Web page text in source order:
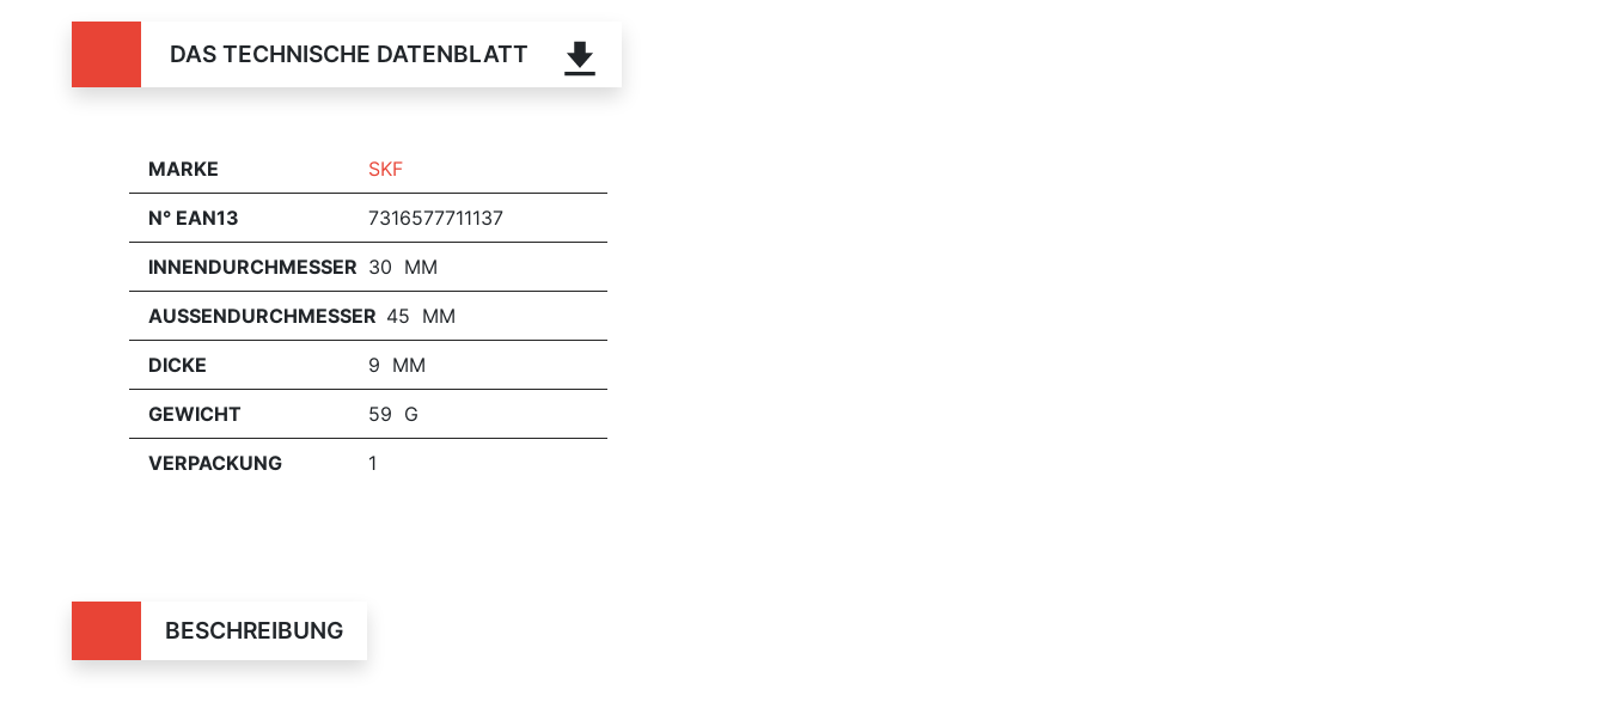
DAS TECHNISCHE DATENBLATT
MARKE SKF
N° EAN13 7316577711137
INNENDURCHMESSER 30 MM
AUSSENDURCHMESSER 45 MM
DICKE 9 MM
GEWICHT 59 G
VERPACKUNG 1
BESCHREIBUNG